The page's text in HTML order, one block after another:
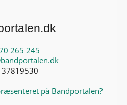
265 245
37819530
på Bandportalen?